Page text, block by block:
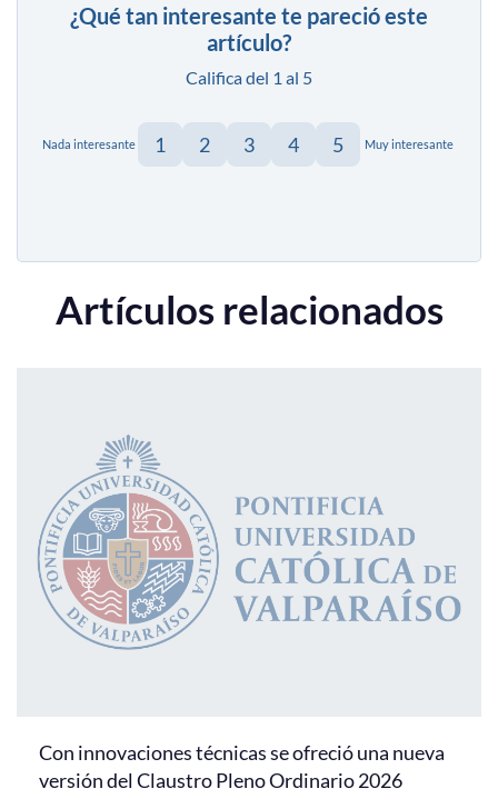
¿Qué tan interesante te pareció este
artículo?
Califica del 1 al 5
Nada interesante 1 2 3 4 5 Muy interesante
Artículos relacionados
Con innovaciones técnicas se ofreció una nueva
versión del Claustro Pleno Ordinario 2026